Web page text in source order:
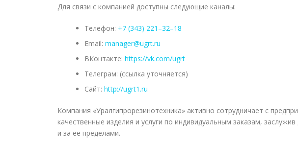
Для связи с компанией доступны следующие каналы:
Телефон: +7 (343) 221–32–18
Email: manager@ugrt.ru
ВКонтакте: https://vk.com/ugrt
Телеграм: (ссылка уточняется)
Сайт: http://ugrt1.ru
Компания «Уралгипрорезинотехника» активно сотрудничает с
качественные изделия и услуги по индивидуальным заказам,
и за ее пределами.